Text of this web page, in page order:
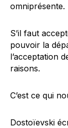
omniprésente.
S’il faut
pouvoir la
l’acceptation
raisons.
C’est ce qui
Dostoïevski